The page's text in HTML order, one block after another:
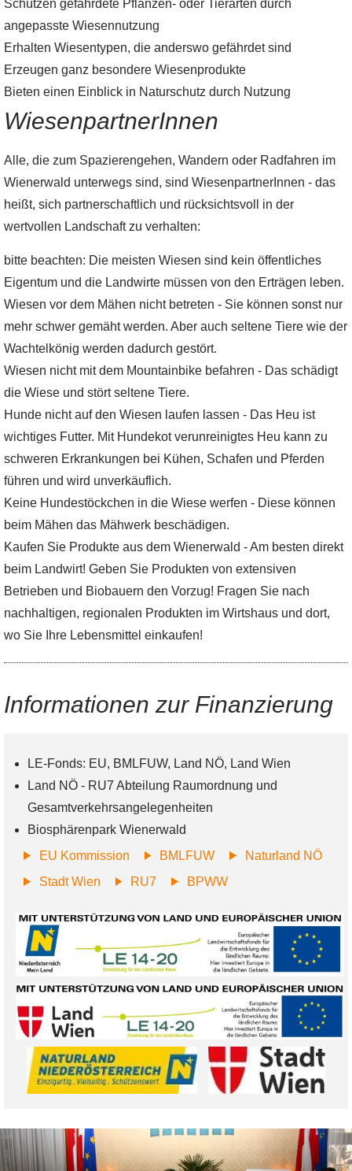
Schützen gefährdete Pflanzen- oder Tierarten durch
angepasste Wiesennutzung
Erhalten Wiesentypen, die anderswo gefährdet sind
Erzeugen ganz besondere Wiesenprodukte
Bieten einen Einblick in Naturschutz durch Nutzung
WiesenpartnerInnen
Alle, die zum Spazierengehen, Wandern oder Radfahren im
Wienerwald unterwegs sind, sind WiesenpartnerInnen - das
heißt, sich partnerschaftlich und rücksichtsvoll in der
wertvollen Landschaft zu verhalten:
bitte beachten: Die meisten Wiesen sind kein öffentliches
Eigentum und die Landwirte müssen von den Erträgen leben.
Wiesen vor dem Mähen nicht betreten - Sie können sonst nur
mehr schwer gemäht werden. Aber auch seltene Tiere wie der
Wachtelkönig werden dadurch gestört.
Wiesen nicht mit dem Mountainbike befahren - Das schädigt
die Wiese und stört seltene Tiere.
Hunde nicht auf den Wiesen laufen lassen - Das Heu ist
wichtiges Futter. Mit Hundekot verunreinigtes Heu kann zu
schweren Erkrankungen bei Kühen, Schafen und Pferden
führen und wird unverkäuflich.
Keine Hundestöckchen in die Wiese werfen - Diese können
beim Mähen das Mähwerk beschädigen.
Kaufen Sie Produkte aus dem Wienerwald - Am besten direkt
beim Landwirt! Geben Sie Produkten von extensiven
Betrieben und Biobauern den Vorzug! Fragen Sie nach
nachhaltigen, regionalen Produkten im Wirtshaus und dort,
wo Sie Ihre Lebensmittel einkaufen!
Informationen zur Finanzierung
LE-Fonds: EU, BMLFUW, Land NÖ, Land Wien
Land NÖ - RU7 Abteilung Raumordnung und
Gesamtverkehrsangelegenheiten
Biosphärenpark Wienerwald
EU Kommission
BMLFUW
Naturland NÖ
Stadt Wien
RU7 BPWW